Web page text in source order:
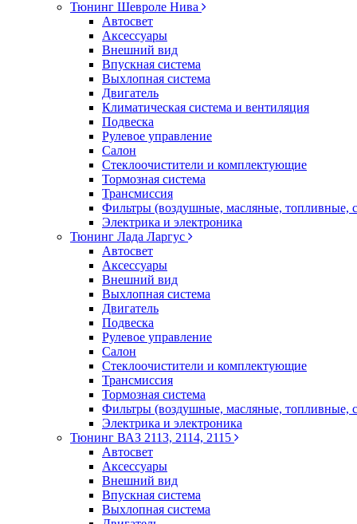
Тюнинг Шевроле Нива
Автосвет
Аксессуары
Внешний вид
Впускная система
Выхлопная система
Двигатель
Климатическая система и вентиляция
Подвеска
Рулевое управление
Салон
Стеклоочистители и комплектующие
Тормозная система
Трансмиссия
Фильтры (воздушные, масляные, топливные,
Электрика и электроника
Тюнинг Лада Ларгус
Автосвет
Аксессуары
Внешний вид
Выхлопная система
Двигатель
Подвеска
Рулевое управление
Салон
Стеклоочистители и комплектующие
Трансмиссия
Тормозная система
Фильтры (воздушные, масляные, топливные,
Электрика и электроника
Тюнинг ВАЗ 2113, 2114, 2115
Автосвет
Аксессуары
Внешний вид
Впускная система
Выхлопная система